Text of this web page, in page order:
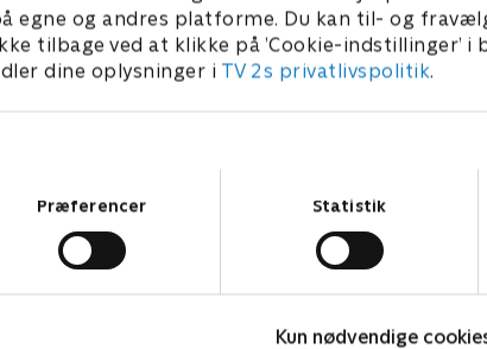
og andres platforme. Du kan til- og
tilbage ved at klikke på ’Cookie-indstillinger’ i
dine oplysninger i TV 2s privatlivspolitik.
Præferencer Statistik
Kun nødvendige